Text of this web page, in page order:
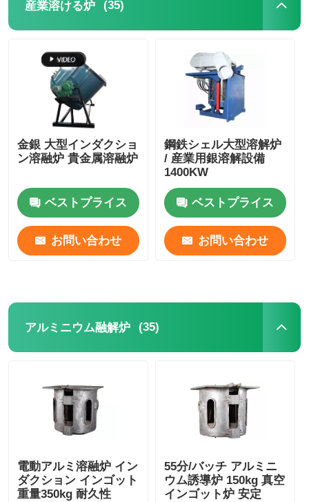
産業溶ける炉 (35)
金銀 大型インダクショ
ン溶融炉 貴金属溶融炉
ベストプライス
お問い合わせ
鋼鉄シェル大型溶解炉
/ 産業用銀溶解設備
1400KW
ベストプライス
お問い合わせ
アルミニウム融解炉 (35)
電動アルミ溶融炉 イン
ダクション インゴット
重量350kg 耐久性
55分/バッチ アルミニ
ウム誘導炉 150kg 真空
インゴット炉 安定